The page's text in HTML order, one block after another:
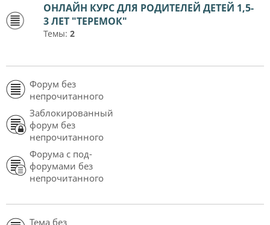
ОНЛАЙН КУРС ДЛЯ РОДИТЕЛЕЙ ДЕТЕЙ 1,5-
3 ЛЕТ "ТЕРЕМОК"
Темы: 2
Форум без
непрочитанного
Заблокированный
форум без
непрочитанного
Форума с под-
форумами без
непрочитанного
Тема без